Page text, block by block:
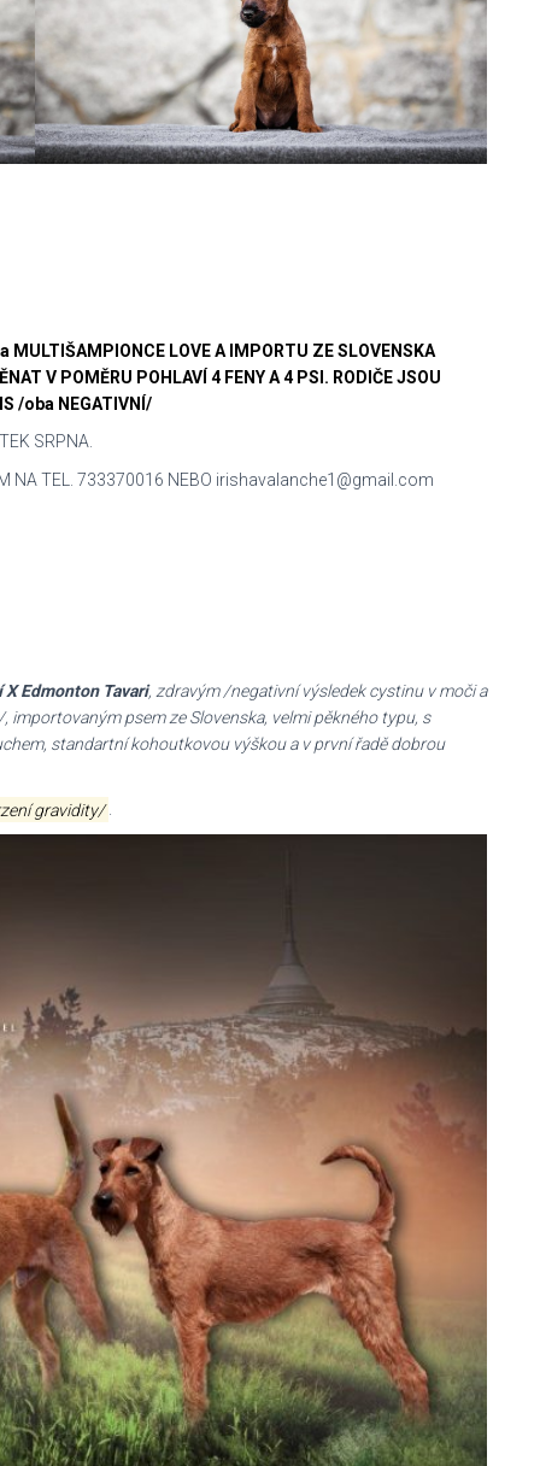
MULTIŠAMPIONCE LOVE A IMPORTU ZE SLOVENSKA
V POMĚRU POHLAVÍ 4 FENY A 4 PSI. RODIČE JSOU
/oba NEGATIVNÍ/
SRPNA.
NA TEL. 733370016 NEBO irishavalanche1@gmail.com
Edmonton Tavari, zdravým /negativní výsledek cystinu v moči a
psem ze Slovenska, velmi pěkného typu, s
standartní kohoutkovou výškou a v první řadě dobrou
gravidity/ .